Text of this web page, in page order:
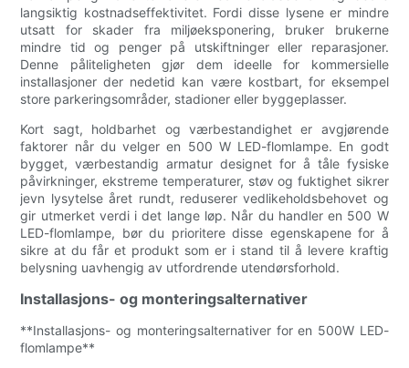
langsiktig kostnadseffektivitet. Fordi disse lysene er mindre
utsatt for skader fra miljøeksponering, bruker brukerne
mindre tid og penger på utskiftninger eller reparasjoner.
Denne påliteligheten gjør dem ideelle for kommersielle
installasjoner der nedetid kan være kostbart, for eksempel
store parkeringsområder, stadioner eller byggeplasser.
Kort sagt, holdbarhet og værbestandighet er avgjørende
faktorer når du velger en 500 W LED-flomlampe. En godt
bygget, værbestandig armatur designet for å tåle fysiske
påvirkninger, ekstreme temperaturer, støv og fuktighet sikrer
jevn lysytelse året rundt, reduserer vedlikeholdsbehovet og
gir utmerket verdi i det lange løp. Når du handler en 500 W
LED-flomlampe, bør du prioritere disse egenskapene for å
sikre at du får et produkt som er i stand til å levere kraftig
belysning uavhengig av utfordrende utendørsforhold.
Installasjons- og monteringsalternativer
**Installasjons- og monteringsalternativer for en 500W LED-
flomlampe**